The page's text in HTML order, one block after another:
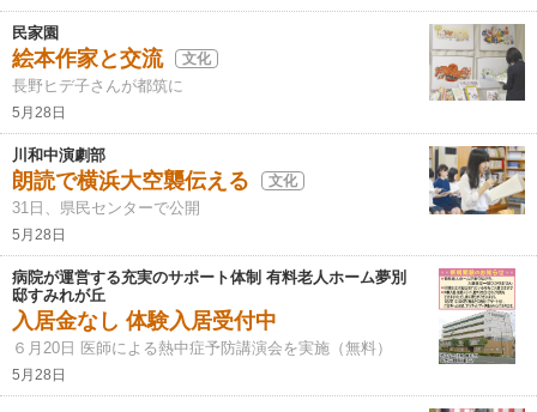
民家園
絵本作家と交流 文化
長野ヒデ子さんが都筑に
5月28日
川和中演劇部
朗読で横浜大空襲伝える 文化
31日、県民センターで公開
5月28日
病院が運営する充実のサポート体制 有料老人ホーム夢別
邸すみれが丘
入居金なし 体験入居受付中
６月20日 医師による熱中症予防講演会を実施（無料）
5月28日